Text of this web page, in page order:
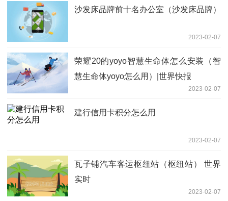
沙发床品牌前十名办公室（沙发床品牌）
2023-02-07
荣耀20的yoyo智慧生命体怎么安装（智
慧生命体yoyo怎么用）|世界快报
2023-02-07
建行信用卡积分怎么用
2023-02-07
瓦子铺汽车客运枢纽站（枢纽站） 世界
实时
2023-02-07